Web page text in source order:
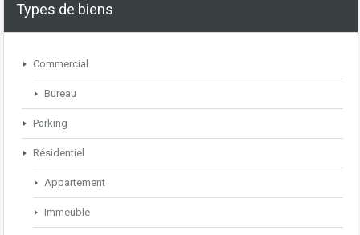
Types de biens
Commercial
Bureau
Parking
Résidentiel
Appartement
Immeuble